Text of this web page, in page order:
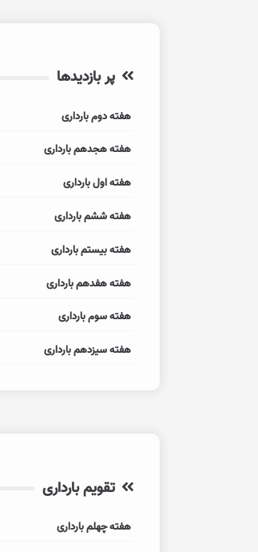
پر بازدیدها
هفته دوم بارداری
هفته هجدهم بارداری
هفته اول بارداری
هفته ششم بارداری
هفته بیستم بارداری
هفته هفدهم بارداری
هفته سوم بارداری
هفته سیزدهم بارداری
تقویم بارداری
هفته چهلم بارداری